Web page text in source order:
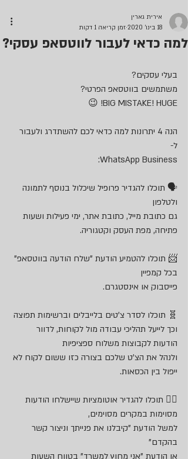
למה כדאי לעבור לווטסאפ עסקי?
אירית גארין
18 בינו׳ 2020
זמן קריאה 1 דקות
בעלי עסקים?
משתמשים בווטסאפ הפרטי?
BIG MISTAKE! HUGE! 😉
הנה 4 יתרונות למה כדאי לכם להשתדרג ולעבור
ל-
WhatsApp Business:
🗣 תוכלו להגדיר פרופיל שיכלול בנוסף לתמונה
ולטלפון
גם כתובת מייל, כתובת אתר, ימי פעילות ושעות
פתיחה, מפת העסק וקטגוריה.
📨 תוכלו להטמיע הודעת "שלח הודעה בווטסאפ"
בכל קמפיין
פייסבוק או אינסטגרם.
🧬 תוכלו לסדר צ'טים בלייבלים וברשימות תפוצה
וכך לייעל תהליכי עבודה מול לקוחות, לדוור
הודעות לקבוצות משלוח ספציפיות
ולנהל את הצ'ט שלכם בצורה כזו ששום לקוח לא
ייפול בין הכסאות.
🏃‍♂️ תוכלו להגדיר אוטומציות שיישלחו הודעות
מסוימות במקרים מסוימים,
למשל הודעת "קיבלנו את פנייתך וניצור קשר
בהקדם"
או הודעת "אני מחוץ למשרד" בטווח השעות